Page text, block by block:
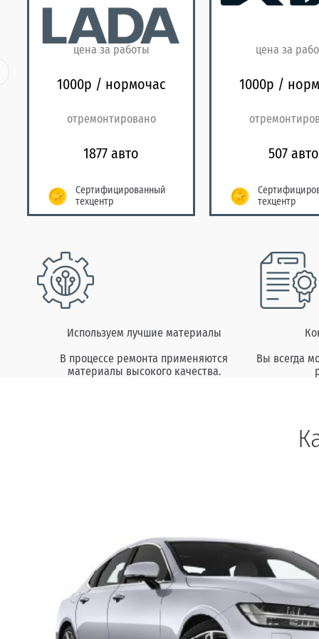
цена за работы
1000р / нормочас
отремонтировано
1877 авто
Сертифицированный
техцентр
цена за
1000р /
507 авто
техцентр
Используем лучшие материалы
В процессе ремонта применяются
материалы высокого качества.
Вы всегда